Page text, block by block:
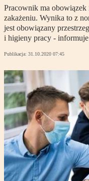
Pracownik ma
zakażeniu. Wynika to z
jest obowiązany
i higieny pracy -
Publikacja: 31.10.2020 07:45